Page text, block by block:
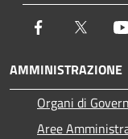
Facebook Twitter
AMMINISTRAZIONE
Organi di
Aree